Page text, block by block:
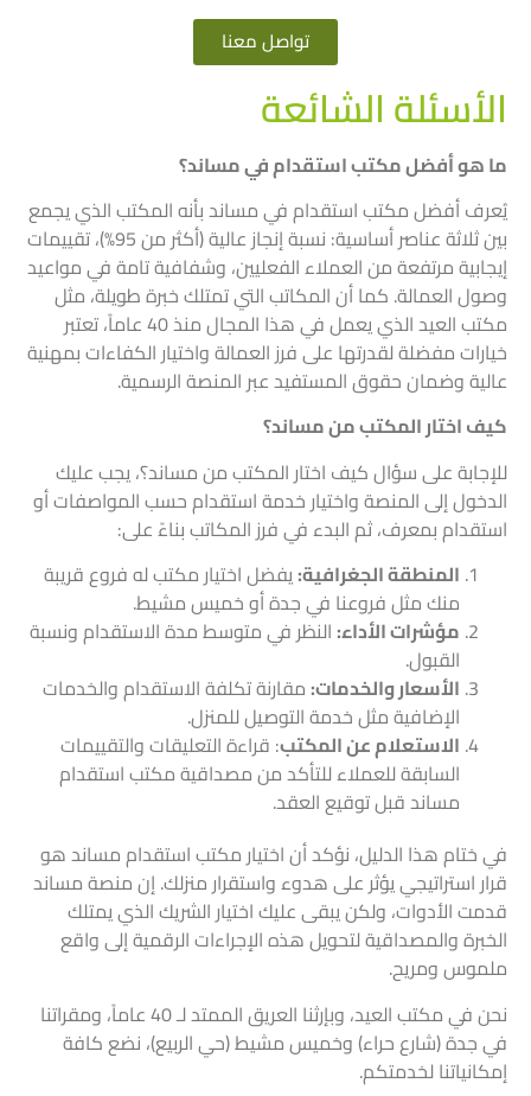
تواصل معنا
الأسئلة الشائعة
ما هو أفضل مكتب استقدام في مساند؟
يُعرف أفضل مكتب استقدام في مساند بأنه المكتب الذي يجمع
بين ثلاثة عناصر أساسية: نسبة إنجاز عالية (أكثر من 95%)، تقييمات
إيجابية مرتفعة من العملاء الفعليين، وشفافية تامة في مواعيد
وصول العمالة. كما أن المكاتب التي تمتلك خبرة طويلة، مثل
مكتب العيد الذي يعمل في هذا المجال منذ 40 عاماً، تعتبر
خيارات مفضلة لقدرتها على فرز العمالة واختيار الكفاءات بمهنية
عالية وضمان حقوق المستفيد عبر المنصة الرسمية.
كيف اختار المكتب من مساند؟
للإجابة على سؤال كيف اختار المكتب من مساند؟، يجب عليك
الدخول إلى المنصة واختيار خدمة استقدام حسب المواصفات أو
استقدام بمعرف، ثم البدء في فرز المكاتب بناءً على:
المنطقة الجغرافية:يفضل اختيار مكتب له فروع قريبة
منك مثل فروعنا في جدة أو خميس مشيط.
مؤشرات الأداء:النظر في متوسط مدة الاستقدام ونسبة
القبول.
الأسعار والخدمات:مقارنة تكلفة الاستقدام والخدمات
الإضافية مثل خدمة التوصيل للمنزل.
الاستعلام عن المكتب: قراءة التعليقات والتقييمات
السابقة للعملاء للتأكد من مصداقية مكتب استقدام
مساند قبل توقيع العقد.
في ختام هذا الدليل، نؤكد أن اختيار مكتب استقدام مساند هو
قرار استراتيجي يؤثر على هدوء واستقرار منزلك. إن منصة مساند
قدمت الأدوات، ولكن يبقى عليك اختيار الشريك الذي يمتلك
الخبرة والمصداقية لتحويل هذه الإجراءات الرقمية إلى واقع
ملموس ومريح.
نحن في مكتب العيد، وبإرثنا العريق الممتد لـ 40 عاماً، ومقراتنا
في جدة (شارع حراء) وخميس مشيط (حي الربيع)، نضع كافة
إمكانياتنا لخدمتكم.